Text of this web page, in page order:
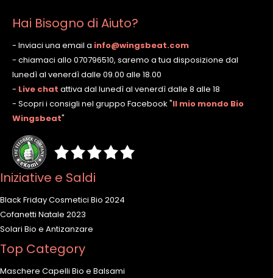
Hai Bisogno di Aiuto?
- Inviaci una email a info@wingsbeat.com
- chiamaci allo 070796510, saremo a tua disposizione dal
lunedì al venerdì dalle 09.00 alle 18.00
- Live chat attiva dal lunedì al venerdì dalle 8 alle 18
- Scopri i consigli nel gruppo Facebook "Il mio mondo Bio
Wingsbeat"
Iniziative e Saldi
Black Friday Cosmetici Bio 2024
Cofanetti Natale 2023
Solari Bio e Antizanzare
Top Category
Maschere Capelli Bio e Balsami